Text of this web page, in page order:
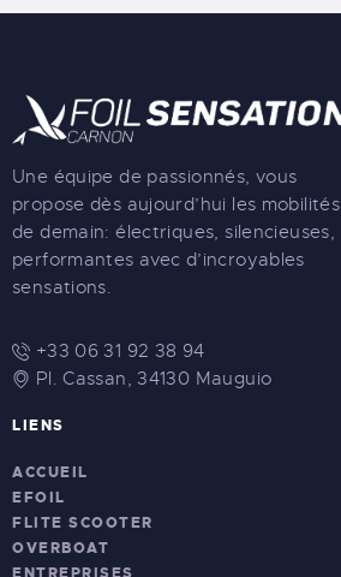
Une équipe de passionnés, vous
propose dès aujourd’hui les mobilités
de demain: électriques, silencieuses,
performantes avec d’incroyables
sensations.
+33 06 31 92 38 94
Pl. Cassan, 34130 Mauguio
LIENS
ACCUEIL
EFOIL
FLITE SCOOTER
OVERBOAT
ENTREPRISES